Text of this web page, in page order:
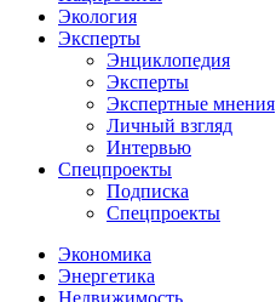
Экология
Эксперты
Энциклопедия
Эксперты
Экспертные мнения
Личный взгляд
Интервью
Спецпроекты
Подписка
Спецпроекты
Экономика
Энергетика
Недвижимость